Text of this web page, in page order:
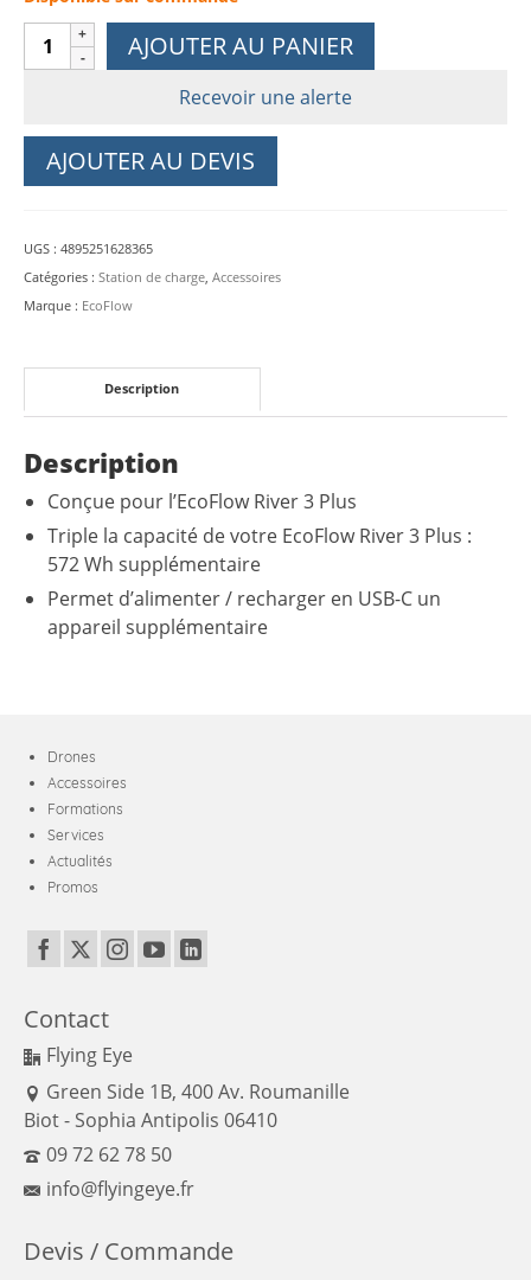
quantité
de
charge
EcoFlow
Plus
Batterie
extra
EB600
(572
AJOUTER AU PANIER
Recevoir une alerte
AJOUTER AU DEVIS
UGS : 4895251628365
Catégories : Station de charge Accessoires
Marque : EcoFlow
Description
Description
Conçue pour l’EcoFlow River 3 Plus
Triple la capacité de votre EcoFlow River 3 Plus :
572 Wh supplémentaire
Permet d’alimenter / recharger en USB-C un
appareil supplémentaire
Drones
Accessoires
Formations
Services
Actualités
Promos
Contact
Flying Eye
Green Side 1B, 400 Av. Roumanille
Biot - Sophia Antipolis 06410
09 72 62 78 50
info@flyingeye.fr
Devis / Commande